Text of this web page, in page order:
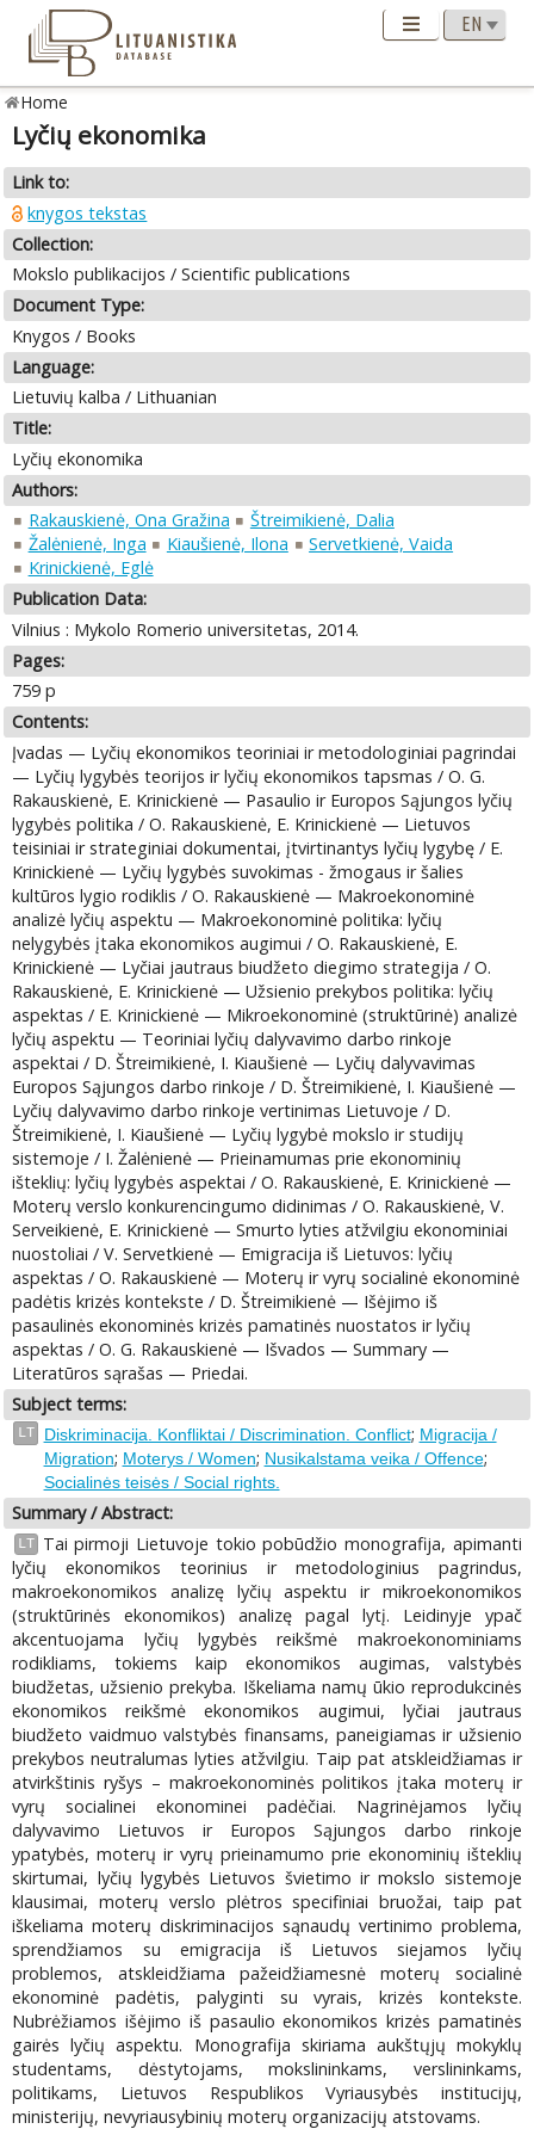
Home
Lyčių ekonomika
Link to:
knygos tekstas
Collection:
Mokslo publikacijos / Scientific publications
Document Type:
Knygos / Books
Language:
Lietuvių kalba / Lithuanian
Title:
Lyčių ekonomika
Authors:
Rakauskienė, Ona Gražina
Štreimikienė, Dalia
Žalėnienė, Inga
Kiaušienė, Ilona
Servetkienė, Vaida
Krinickienė, Eglė
Publication Data:
Vilnius : Mykolo Romerio universitetas, 2014.
Pages:
759 p
Contents:
Įvadas — Lyčių ekonomikos teoriniai ir metodologiniai pagrindai
— Lyčių lygybės teorijos ir lyčių ekonomikos tapsmas / O. G.
Rakauskienė, E. Krinickienė — Pasaulio ir Europos Sąjungos lyčių
lygybės politika / O. Rakauskienė, E. Krinickienė — Lietuvos
teisiniai ir strateginiai dokumentai, įtvirtinantys lyčių lygybę / E.
Krinickienė — Lyčių lygybės suvokimas - žmogaus ir šalies
kultūros lygio rodiklis / O. Rakauskienė — Makroekonominė
analizė lyčių aspektu — Makroekonominė politika: lyčių
nelygybės įtaka ekonomikos augimui / O. Rakauskienė, E.
Krinickienė — Lyčiai jautraus biudžeto diegimo strategija / O.
Rakauskienė, E. Krinickienė — Užsienio prekybos politika: lyčių
aspektas / E. Krinickienė — Mikroekonominė (struktūrinė) analizė
lyčių aspektu — Teoriniai lyčių dalyvavimo darbo rinkoje
aspektai / D. Štreimikienė, I. Kiaušienė — Lyčių dalyvavimas
Europos Sąjungos darbo rinkoje / D. Štreimikienė, I. Kiaušienė —
Lyčių dalyvavimo darbo rinkoje vertinimas Lietuvoje / D.
Štreimikienė, I. Kiaušienė — Lyčių lygybė mokslo ir studijų
sistemoje / I. Žalėnienė — Prieinamumas prie ekonominių
išteklių: lyčių lygybės aspektai / O. Rakauskienė, E. Krinickienė —
Moterų verslo konkurencingumo didinimas / O. Rakauskienė, V.
Serveikienė, E. Krinickienė — Smurto lyties atžvilgiu ekonominiai
nuostoliai / V. Servetkienė — Emigracija iš Lietuvos: lyčių
aspektas / O. Rakauskienė — Moterų ir vyrų socialinė ekonominė
padėtis krizės kontekste / D. Štreimikienė — Išėjimo iš
pasaulinės ekonominės krizės pamatinės nuostatos ir lyčių
aspektas / O. G. Rakauskienė — Išvados — Summary —
Literatūros sąrašas — Priedai.
Subject terms:
LT Diskriminacija. Konfliktai / Discrimination. Conflict; Migracija /
Migration; Moterys / Women; Nusikalstama veika / Offence;
Socialinės teisės / Social rights.
Summary / Abstract:
LT
Tai pirmoji Lietuvoje tokio pobūdžio monografija, apimanti
lyčių ekonomikos teorinius ir metodologinius pagrindus,
makroekonomikos analizę lyčių aspektu ir mikroekonomikos
(struktūrinės ekonomikos) analizę pagal lytį. Leidinyje ypač
akcentuojama lyčių lygybės reikšmė makroekonominiams
rodikliams, tokiems kaip ekonomikos augimas, valstybės
biudžetas, užsienio prekyba. Iškeliama namų ūkio reprodukcinės
ekonomikos reikšmė ekonomikos augimui, lyčiai jautraus
biudžeto vaidmuo valstybės finansams, paneigiamas ir užsienio
prekybos neutralumas lyties atžvilgiu. Taip pat atskleidžiamas ir
atvirkštinis ryšys – makroekonominės politikos įtaka moterų ir
vyrų socialinei ekonominei padėčiai. Nagrinėjamos lyčių
dalyvavimo Lietuvos ir Europos Sąjungos darbo rinkoje
ypatybės, moterų ir vyrų prieinamumo prie ekonominių išteklių
skirtumai, lyčių lygybės Lietuvos švietimo ir mokslo sistemoje
klausimai, moterų verslo plėtros specifiniai bruožai, taip pat
iškeliama moterų diskriminacijos sąnaudų vertinimo problema,
sprendžiamos su emigracija iš Lietuvos siejamos lyčių
problemos, atskleidžiama pažeidžiamesnė moterų socialinė
ekonominė padėtis, palyginti su vyrais, krizės kontekste.
Nubrėžiamos išėjimo iš pasaulio ekonomikos krizės pamatinės
gairės lyčių aspektu. Monografija skiriama aukštųjų mokyklų
studentams, dėstytojams, mokslininkams, verslininkams,
politikams, Lietuvos Respublikos Vyriausybės institucijų,
ministerijų, nevyriausybinių moterų organizacijų atstovams.